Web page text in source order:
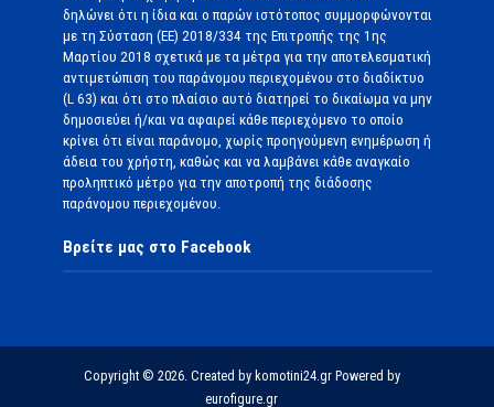
δηλώνει ότι η ίδια και ο παρών ιστότοπος συμμορφώνονται
με τη Σύσταση (ΕΕ) 2018/334 της Επιτροπής της 1ης
Μαρτίου 2018 σχετικά με τα μέτρα για την αποτελεσματική
αντιμετώπιση του παράνομου περιεχομένου στο διαδίκτυο
(L 63) και ότι στο πλαίσιο αυτό διατηρεί το δικαίωμα να μην
δημοσιεύει ή/και να αφαιρεί κάθε περιεχόμενο το οποίο
κρίνει ότι είναι παράνομο, χωρίς προηγούμενη ενημέρωση ή
άδεια του χρήστη, καθώς και να λαμβάνει κάθε αναγκαίο
προληπτικό μέτρο για την αποτροπή της διάδοσης
παράνομου περιεχομένου.
Βρείτε μας στο Facebook
Copyright © 2026. Created by komotini24.gr Powered by
eurofigure.gr